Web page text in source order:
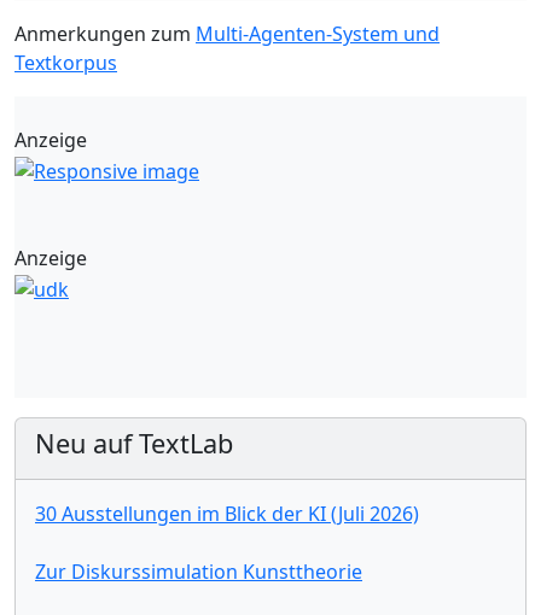
Anmerkungen zum Multi-Agenten-System und
Textkorpus
Anzeige
Anzeige
Neu auf TextLab
30 Ausstellungen im Blick der KI (Juli 2026)
Zur Diskurssimulation Kunsttheorie